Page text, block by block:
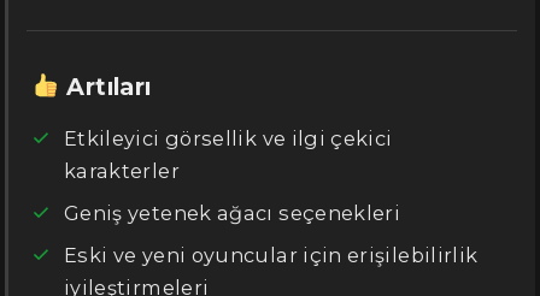
Artıları
Etkileyici görsellik ve ilgi çekici
karakterler
Geniş yetenek ağacı seçenekleri
Eski ve yeni oyuncular için erişilebilirlik
iyileştirmeleri